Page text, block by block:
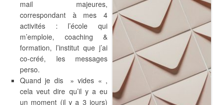
mail majeures,
correspondant à mes 4
activités : l’école qui
m’emploie, coaching &
formation, l’institut que j’ai
co-créé, les messages
perso.
Quand je dis » vides « ,
cela veut dire qu’il y a eu
un moment (il y a 3 jours)